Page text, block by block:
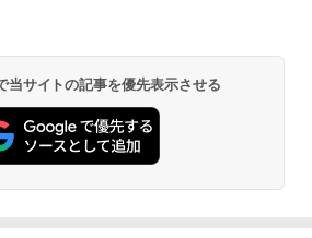
PEAK (パイクスピーク) 着替えテン
プライバシー テント 【中が透けない】 1
折りたたみ 防災グッズ 災害用トイレ ビ
ピクニック ポップアップテント 携帯 簡
退スプレー 熊よけスプレー 熊スプレー
本企業販売】超強力クマ対策スプレー 30
（連続噴射30秒）110ml（連続噴射15
射程5～10m 安全ロック搭載 携帯収納袋
ヒグマ・イノシシ対策 自治体・教育機
当サイトの記事を優先表示させる